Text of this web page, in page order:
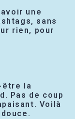
une
sans
rien, pour
être la
Pas de coup
Voilà